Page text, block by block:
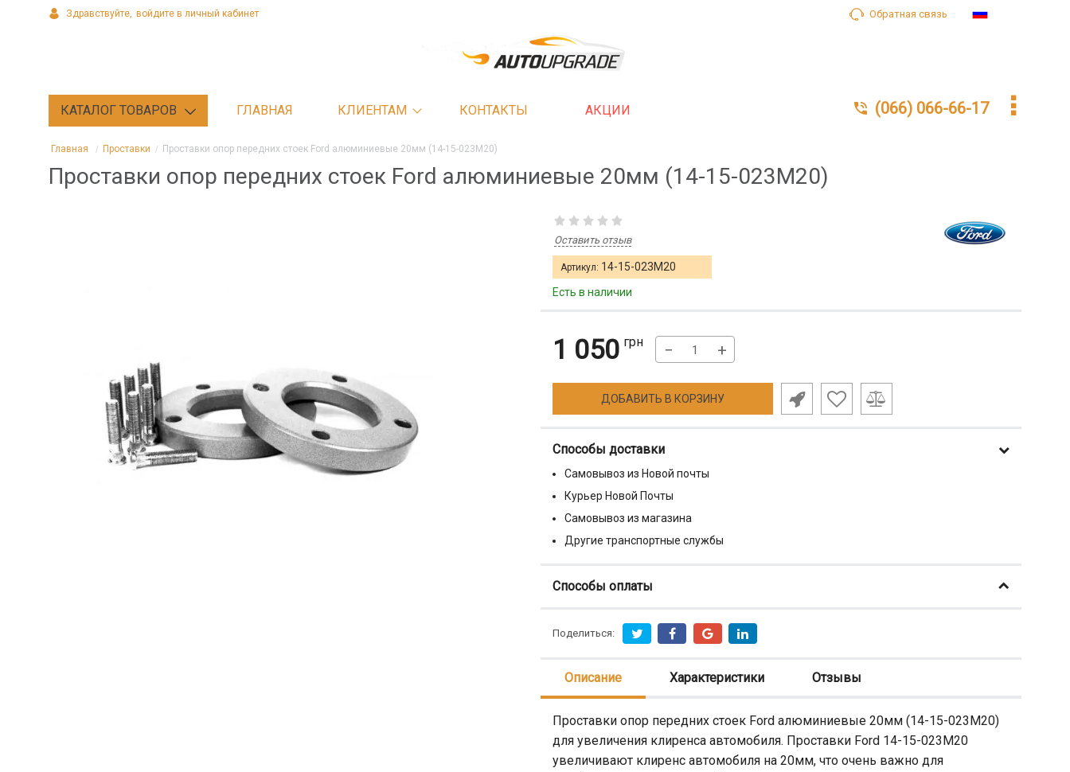
Здравствуйте, войдите в личный кабинет Обратная связь
КАТАЛОГ ТОВАРОВ ГЛАВНАЯ КЛИЕНТАМ КОНТАКТЫ АКЦИИ (066) 066-66-17
Главная Проставки Проставки опор передних стоек Ford алюминиевые 20мм (14-15-023M20)
Проставки опор передних стоек Ford алюминиевые 20мм (14-15-023M20)
Оставить отзыв
Артикул: 14-15-023M20
Есть в наличии
1 050 грн − +
ДОБАВИТЬ В КОРЗИНУ
Способы доставки
Самовывоз из Новой почты
Курьер Новой Почты
Самовывоз из магазина
Другие транспортные службы
Способы оплаты
Поделиться:
Описание Характеристики Отзывы
Проставки опор передних стоек Ford алюминиевые 20мм (14-15-023M20)
для увеличения клиренса автомобиля. Проставки Ford 14-15-023M20
увеличивают клиренс автомобиля на 20мм, что очень важно для